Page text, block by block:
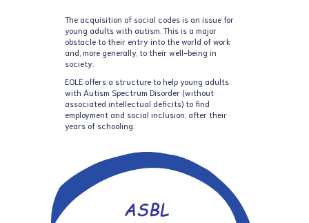
The acquisition of social codes is an issue for
young adults with autism. This is a major
obstacle to their entry into the world of work
and, more generally, to their well-being in
society.
EOLE offers a structure to help young adults
with Autism Spectrum Disorder (without
associated intellectual deficits) to find
employment and social inclusion, after their
years of schooling.